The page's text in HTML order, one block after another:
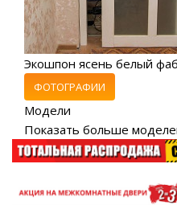
Экошпон ясень белый
ФОТОГРАФИИ
Модели
Показать больше